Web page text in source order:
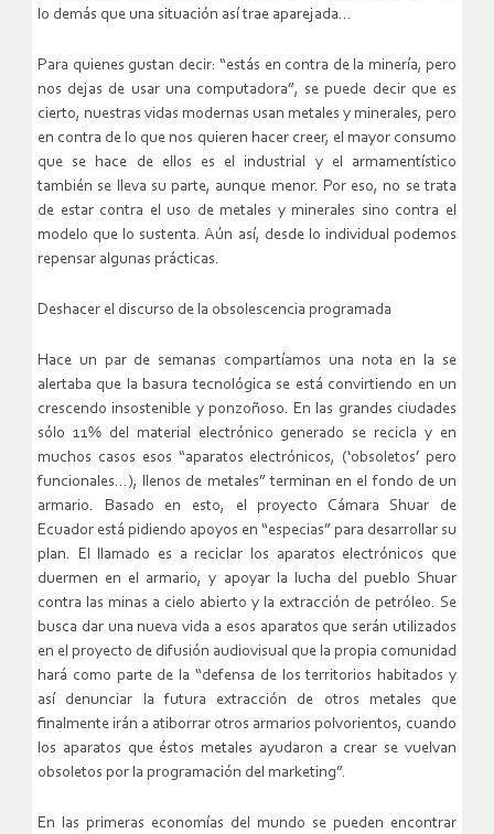
lo demás que una situación así trae aparejada…
Para quienes gustan decir: “estás en contra de la minería, pero
nos dejas de usar una computadora”, se puede decir que es
cierto, nuestras vidas modernas usan metales y minerales, pero
en contra de lo que nos quieren hacer creer, el mayor consumo
que se hace de ellos es el industrial y el armamentístico
también se lleva su parte, aunque menor. Por eso, no se trata
de estar contra el uso de metales y minerales sino contra el
modelo que lo sustenta. Aún así, desde lo individual podemos
repensar algunas prácticas.
Deshacer el discurso de la obsolescencia programada
Hace un par de semanas compartíamos una nota en la se
alertaba que la basura tecnológica se está convirtiendo en un
crescendo insostenible y ponzoñoso. En las grandes ciudades
sólo 11% del material electrónico generado se recicla y en
muchos casos esos “aparatos electrónicos, (‘obsoletos’ pero
funcionales…), llenos de metales” terminan en el fondo de un
armario. Basado en esto, el proyecto Cámara Shuar de
Ecuador está pidiendo apoyos en “especias” para desarrollar su
plan. El llamado es a reciclar los aparatos electrónicos que
duermen en el armario, y apoyar la lucha del pueblo Shuar
contra las minas a cielo abierto y la extracción de petróleo. Se
busca dar una nueva vida a esos aparatos que serán utilizados
en el proyecto de difusión audiovisual que la propia comunidad
hará como parte de la “defensa de los territorios habitados y
así denunciar la futura extracción de otros metales que
finalmente irán a atiborrar otros armarios polvorientos, cuando
los aparatos que éstos metales ayudaron a crear se vuelvan
obsoletos por la programación del marketing”.
En las primeras economías del mundo se pueden encontrar